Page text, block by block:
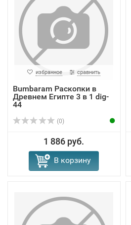
избранное сравнить
Bumbaram Раскопки в
Древнем Египте 3 в 1 dig-
44
(0)
1 886 руб.
В корзину